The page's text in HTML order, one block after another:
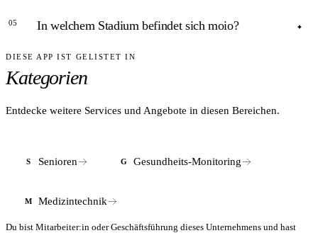
moio folgt dem Patienten durch das gesamte Gebäude;
Zimmer begrenzt.
05 In welchem Stadium befindet sich moio?
ANTWORT
Laut Unternehmensangaben in der Marktentwicklungs- und
durchgeführt.
DIESE APP IST GELISTET IN
Kategorien
Entdecke weitere Services und Angebote in diesen Bereichen.
S Senioren G Gesundheits-Monitoring
M Medizintechnik
Du bist Mitarbeiter:in oder Geschäftsführung dieses Unternehmens und hast